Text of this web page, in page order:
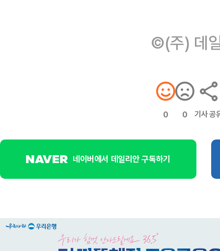
©(주) 데
0 0 기사 공
네이버에서 데일리안 구독하기